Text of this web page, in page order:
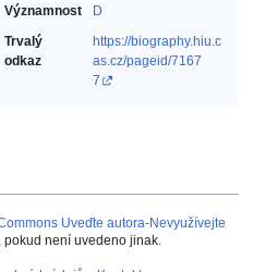
Významnost
D
Trvalý
odkaz
https://biography.hiu.c
as.cz/pageid/7167
7
Uveďte autora-Nevyužívejte
, pokud není uvedeno jinak.